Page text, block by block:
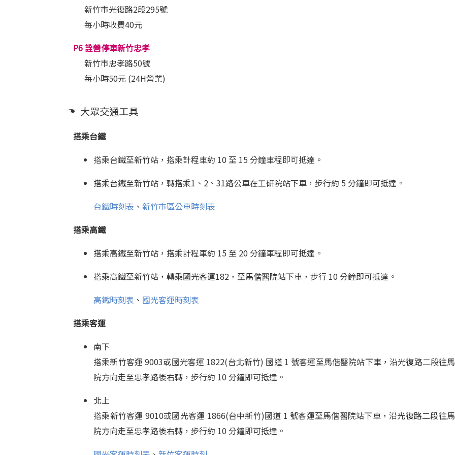
新竹市光復路2段295號
每小時收費40元
P6 詮營停車新竹忠孝
新竹市忠孝路50號
每小時50元 (24H營業)
大眾交通工具
搭乘台鐵
搭乘台鐵至新竹站，搭乘計程車約 10 至 15 分鐘車程即可抵達。
搭乘台鐵至新竹站，轉搭乘1 、 2 、 31路公車在工研院站下車，步行約 5 分鐘即可抵達。
台鐵時刻表 、 新竹市區公車時刻表
搭乘高鐵
搭乘高鐵至新竹站，搭乘計程車約 15 至 20 分鐘車程即可抵達。
搭乘高鐵至新竹站，轉乘國光客運182 ，至馬偕醫院站下車，步行 10 分鐘即可抵達。
高鐵時刻表 、 國光客運時刻表
搭乘客運
南下
搭乘新竹客運 9003或國光客運 1822(台北新竹) 國道 1 號客運至馬偕醫院站下車，沿光復路二段往
院方向走至忠孝路後右轉，步行約 10 分鐘即可抵達。
北上
搭乘新竹客運 9010或國光客運 1866(台中新竹)國道 1 號客運至馬偕醫院站下車，沿光復路二段往
院方向走至忠孝路後右轉，步行約 10 分鐘即可抵達。